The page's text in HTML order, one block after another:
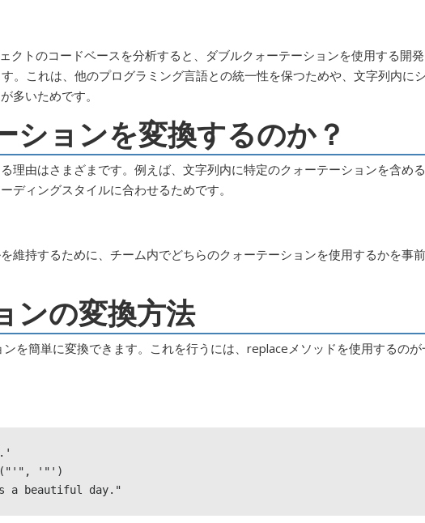
トのコードベースを分析すると、ダブルクォーテーションを使用する開発
。これは、他のプログラミング言語との統一性を保つためや、文字列内に
多いためです。
ションを変換するのか？
理由はさまざまです。例えば、文字列内に特定のクォーテーションを含める
ディングスタイルに合わせるためです。
維持するために、チーム内でどちらのクォーテーションを使用するかを事前
ンの変換方法
を簡単に変換できます。これを行うには、replaceメソッドを使用するのが
'"')
a beautiful day."